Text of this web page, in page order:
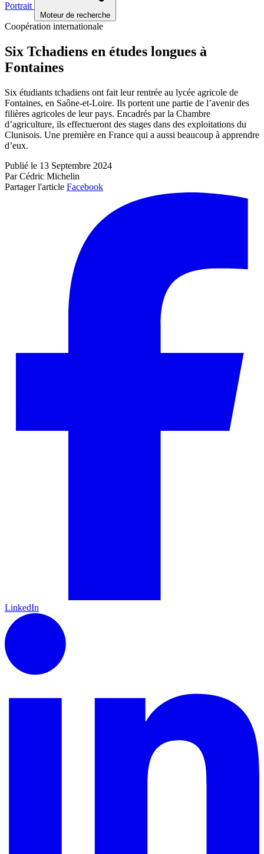
Portrait
Moteur de recherche
Coopération internationale
Six Tchadiens en études longues à
Fontaines
Six étudiants tchadiens ont fait leur rentrée au lycée agricole de
Fontaines, en Saône-et-Loire. Ils portent une partie de l’avenir des
filières agricoles de leur pays. Encadrés par la Chambre
d’agriculture, ils effectueront des stages dans des exploitations du
Clunisois. Une première en France qui a aussi beaucoup à apprendre
d’eux.
Publié le 13 Septembre 2024
Par Cédric Michelin
Partager l'article Facebook
LinkedIn